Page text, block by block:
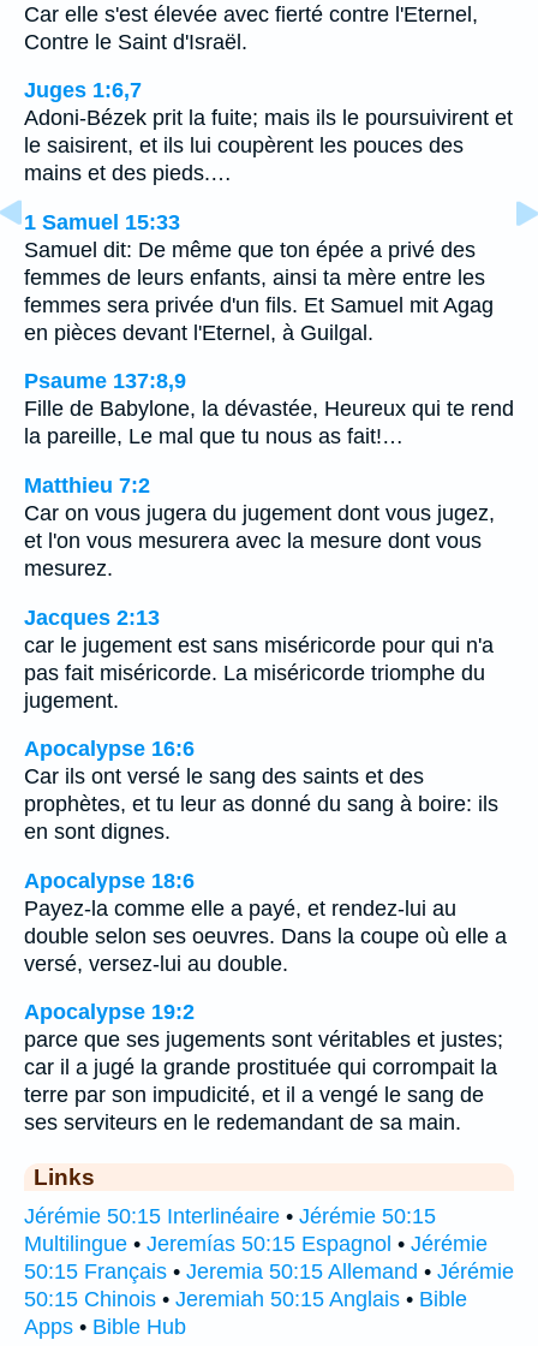
Car elle s'est élevée avec fierté contre l'Eternel,
Contre le Saint d'Israël.
Juges 1:6,7
Adoni-Bézek prit la fuite; mais ils le poursuivirent et
le saisirent, et ils lui coupèrent les pouces des
mains et des pieds.…
1 Samuel 15:33
Samuel dit: De même que ton épée a privé des
femmes de leurs enfants, ainsi ta mère entre les
femmes sera privée d'un fils. Et Samuel mit Agag
en pièces devant l'Eternel, à Guilgal.
Psaume 137:8,9
Fille de Babylone, la dévastée, Heureux qui te rend
la pareille, Le mal que tu nous as fait!…
Matthieu 7:2
Car on vous jugera du jugement dont vous jugez,
et l'on vous mesurera avec la mesure dont vous
mesurez.
Jacques 2:13
car le jugement est sans miséricorde pour qui n'a
pas fait miséricorde. La miséricorde triomphe du
jugement.
Apocalypse 16:6
Car ils ont versé le sang des saints et des
prophètes, et tu leur as donné du sang à boire: ils
en sont dignes.
Apocalypse 18:6
Payez-la comme elle a payé, et rendez-lui au
double selon ses oeuvres. Dans la coupe où elle a
versé, versez-lui au double.
Apocalypse 19:2
parce que ses jugements sont véritables et justes;
car il a jugé la grande prostituée qui corrompait la
terre par son impudicité, et il a vengé le sang de
ses serviteurs en le redemandant de sa main.
Links
Jérémie 50:15 Interlinéaire • Jérémie 50:15
Multilingue • Jeremías 50:15 Espagnol • Jérémie
50:15 Français • Jeremia 50:15 Allemand • Jérémie
50:15 Chinois • Jeremiah 50:15 Anglais • Bible
Apps • Bible Hub